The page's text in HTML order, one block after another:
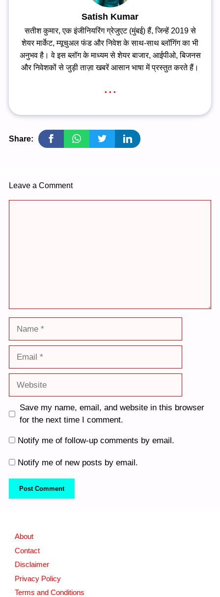
Satish Kumar
सतीश कुमार, एक इंजीनियरिंग ग्रेजुएट (मुंबई) हैं, जिन्हें 2019 से
शेयर मार्केट, म्यूचुअल फंड और निवेश के साथ-साथ ब्लॉगिंग का भी
अनुभव है। वे इस ब्लॉग के माध्यम से शेयर बाजार, आईपीओ, बिजनस
और निवेशकों से जुड़ी ताज़ा खबरें आसान भाषा में प्रस्तुत करते हैं।
...
Share:
Leave a Comment
Save my name, email, and website in this browser
for the next time I comment.
Notify me of follow-up comments by email.
Notify me of new posts by email.
About
Contact
Disclaimer
Privacy Policy
Terms and Conditions